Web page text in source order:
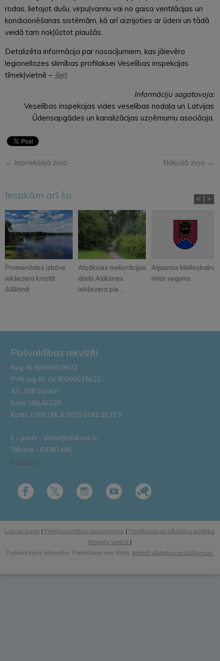
rodas, lietojot dušu, virpuļvannu vai no gaisa ventilācijas un
kondicionēšanas sistēmām, kā arī aizrijoties ar ūdeni un tādā
veidā tam nokļūstot plaušās.
Detalizēta informācija par nosacījumiem, kas jāievēro
legionellozes slimības profilaksei Veselības inspekcijas
tīmekļvietnē – šeit.
Informāciju sagatavoja:
Veselības inspekcijas vides veselības nodaļa un Latvijas
Ūdensapgādes un kanalizācijas uzņēmumu asociācija.
← Iepriekšējā ziņa Nākošā ziņa →
Iesakām arī šo
Promenādes izbūve
iekšezera krastā
Alūksnē
Atsāksies meliorācijas
darbi Alūksnes
iekšezera pie...
Atjaunos Melleņkalna
ielas segumu
< >
Pašvaldības rekvizīti
Reģ. Nr.90000018622
PVN reģ. Nr. LV 90000018622
AS „SEB banka”
Kods: UNLALV2X
Konts: LV58 UNLA 0025 0041 3033 5
E – pasts – dome@aluksne.lv
Tālrunis – 64381496
E-adrese
Lapas karte | Piekļūstamības paziņojums | Privātuma un sīkdatņu politika
tīmekļa vietnē |
Pašreizējais stāvoklis: Piekrišana nav dota. Mainīt sīkdatņu iestatījumus.